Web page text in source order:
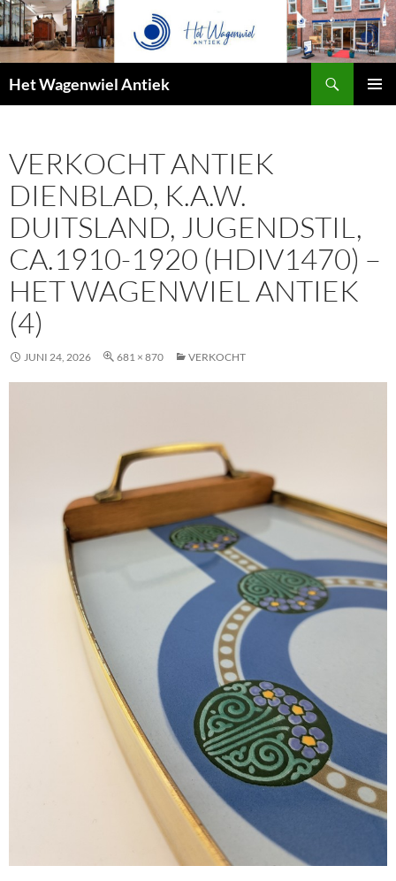
Het Wagenwiel Antiek
VERKOCHT ANTIEK
DIENBLAD, K.A.W.
DUITSLAND, JUGENDSTIL,
CA.1910-1920 (HDIV1470) –
HET WAGENWIEL ANTIEK
(4)
JUNI 24, 2026 681 × 870 VERKOCHT